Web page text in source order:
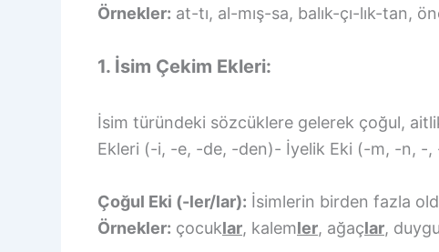
Örnekler: at-tı, al-mış-sa, balık-çı-lık-tan,
1. İsim Çekim Ekleri:
İsim türündeki sözcüklere gelerek çoğul,
Ekleri (-i, -e, -de, -den)- İyelik Eki (-m, -n, -
Çoğul Eki (-ler/lar): İsimlerin birden fazla
Örnekler: çocuklar, kalemler, ağaçlar, duygu